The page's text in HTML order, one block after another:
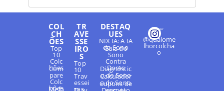
COL
CH
ÕES
Top
10
Colc
hões
Com
pare
Colc
hões
Melh
TR
AVE
SSE
IRO
S
Top
10
Trav
essei
ros
DESTAQ
UES
NIX IA: A IA
do Sono
Guia do
Sono
Contra
Dores
Diagnóstic
o do Sono
Calculador
a do Sono
Cupons de
@qualome
lhorcolcha
o